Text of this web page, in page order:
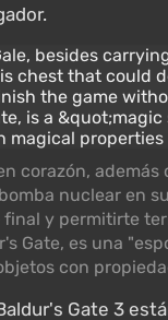
corazón, además
nuclear en
y permitirte
Gate, es una
con
Gate 3